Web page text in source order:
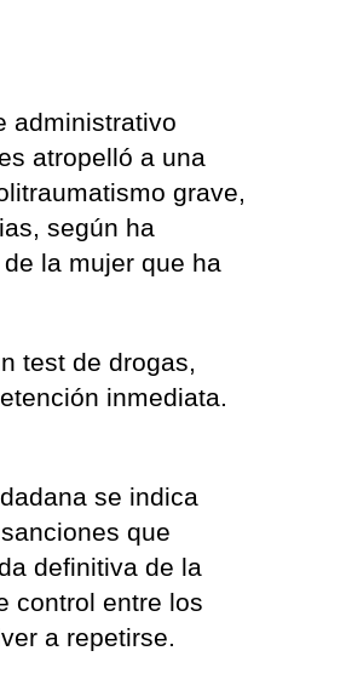
administrativo
atropelló a una
grave,
según ha
la mujer que ha
test de drogas,
inmediata.
se indica
que
definitiva de la
control entre los
a repetirse.